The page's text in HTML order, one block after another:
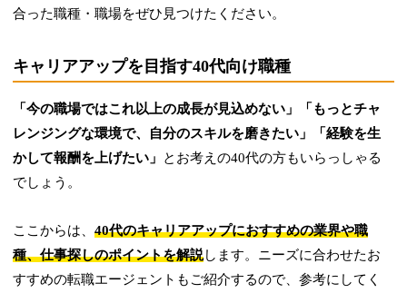
合った職種・職場をぜひ見つけたください。
キャリアアップを目指す40代向け職種
「今の職場ではこれ以上の成長が見込めない」「もっとチャ
レンジングな環境で、自分のスキルを磨きたい」「経験を生
かして報酬を上げたい」
とお考えの40代の方もいらっしゃる
でしょう。
ここからは、40代のキャリアアップにおすすめの業界や職
種、仕事探しのポイントを解説します。ニーズに合わせたお
すすめの転職エージェントもご紹介するので、参考にしてく